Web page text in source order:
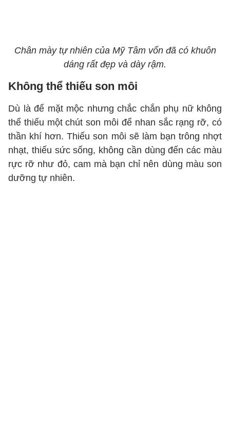
Chân mày tự nhiên của Mỹ Tâm vốn đã có khuôn
dáng rất đẹp và dày rậm.
Không thể thiếu son môi
Dù là để mặt mộc nhưng chắc chắn phụ nữ không
thể thiếu một chút son môi để nhan sắc rạng rỡ, có
thần khí hơn. Thiếu son môi sẽ làm bạn trông nhợt
nhạt, thiếu sức sống, không cần dùng đến các màu
rực rỡ như đỏ, cam mà bạn chỉ nên dùng màu son
dưỡng tự nhiên.